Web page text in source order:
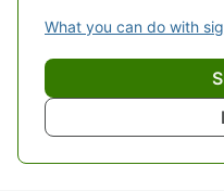
What you can do with